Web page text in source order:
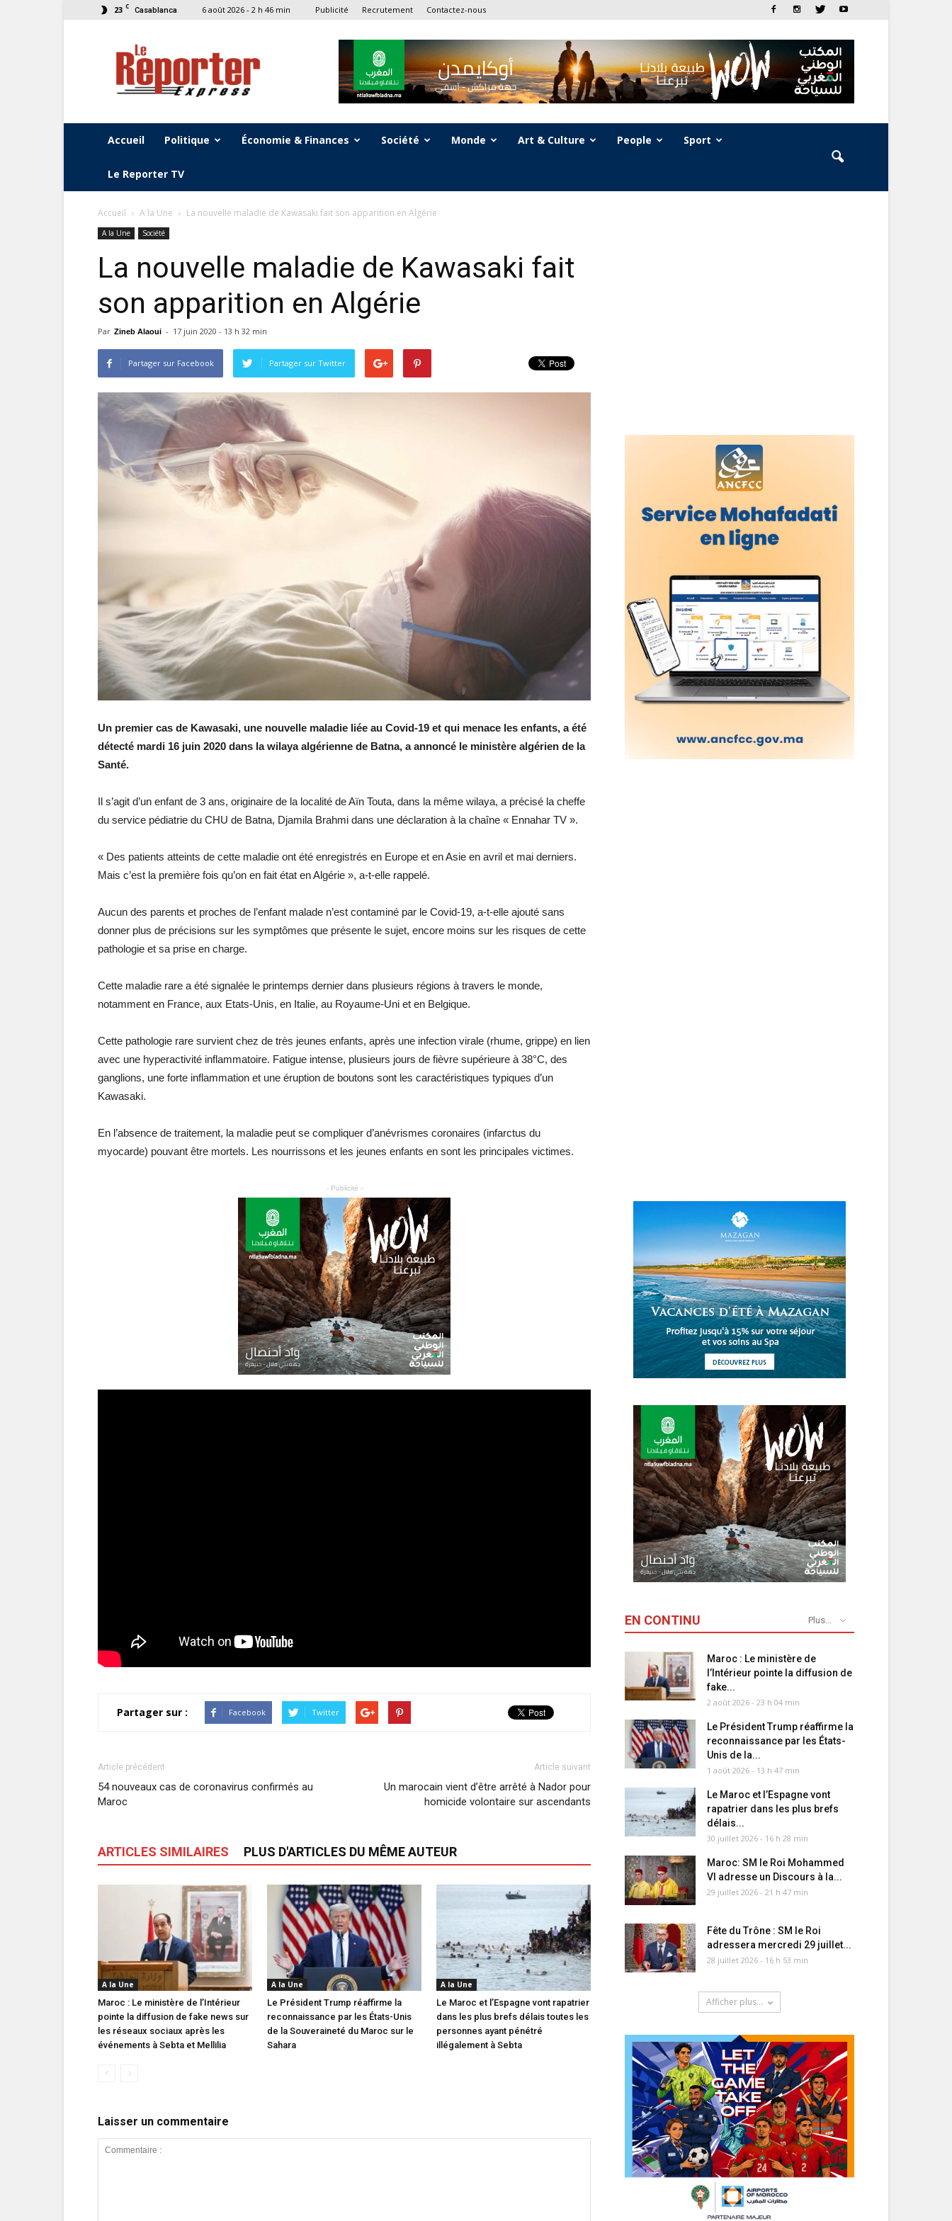
23 C Casablanca 6 août 2026 - 2 h 46 min Publicité Recrutement Contactez-nous
Le
Reporter
Express
Accueil Politique Économie & Finances Société Monde Art & Culture People Sport
Le Reporter TV
Accueil A la Une La nouvelle maladie de Kawasaki fait son apparition en Algérie
A la Une Société
La nouvelle maladie de Kawasaki fait
son apparition en Algérie
Par Zineb Alaoui - 17 juin 2020 - 13 h 32 min
Partager sur Facebook Partager sur Twitter
Un premier cas de Kawasaki, une nouvelle maladie liée au Covid-19 et qui menace les enfants, a été
détecté mardi 16 juin 2020 dans la wilaya algérienne de Batna, a annoncé le ministère algérien de la
Santé.
Il s’agit d’un enfant de 3 ans, originaire de la localité de Aïn Touta, dans la même wilaya, a précisé la cheffe
du service pédiatrie du CHU de Batna, Djamila Brahmi dans une déclaration à la chaîne « Ennahar TV ».
« Des patients atteints de cette maladie ont été enregistrés en Europe et en Asie en avril et mai derniers.
Mais c’est la première fois qu’on en fait état en Algérie », a-t-elle rappelé.
Aucun des parents et proches de l’enfant malade n’est contaminé par le Covid-19, a-t-elle ajouté sans
donner plus de précisions sur les symptômes que présente le sujet, encore moins sur les risques de cette
pathologie et sa prise en charge.
Cette maladie rare a été signalée le printemps dernier dans plusieurs régions à travers le monde,
notamment en France, aux Etats-Unis, en Italie, au Royaume-Uni et en Belgique.
Cette pathologie rare survient chez de très jeunes enfants, après une infection virale (rhume, grippe) en lien
avec une hyperactivité inflammatoire. Fatigue intense, plusieurs jours de fièvre supérieure à 38°C, des
ganglions, une forte inflammation et une éruption de boutons sont les caractéristiques typiques d’un
Kawasaki.
En l’absence de traitement, la maladie peut se compliquer d’anévrismes coronaires (infarctus du
myocarde) pouvant être mortels. Les nourrissons et les jeunes enfants en sont les principales victimes.
- Publicité -
Partager sur : Facebook Twitter
Article précédent
54 nouveaux cas de coronavirus confirmés au
Maroc
Article suivant
Un marocain vient d’être arrêté à Nador pour
homicide volontaire sur ascendants
ARTICLES SIMILAIRES PLUS D'ARTICLES DU MÊME AUTEUR
A la Une
Maroc : Le ministère de l’Intérieur
pointe la diffusion de fake news sur
les réseaux sociaux après les
événements à Sebta et Mellilia
A la Une
Le Président Trump réaffirme la
reconnaissance par les États-Unis
de la Souveraineté du Maroc sur le
Sahara
A la Une
Le Maroc et l’Espagne vont rapatrier
dans les plus brefs délais toutes les
personnes ayant pénétré
illégalement à Sebta
Laisser un commentaire
EN CONTINU Plus...
Maroc : Le ministère de
l’Intérieur pointe la diffusion de
fake...
2 août 2026 - 23 h 04 min
Le Président Trump réaffirme la
reconnaissance par les États-
Unis de la...
1 août 2026 - 13 h 47 min
Le Maroc et l’Espagne vont
rapatrier dans les plus brefs
délais...
30 juillet 2026 - 16 h 28 min
Maroc: SM le Roi Mohammed
VI adresse un Discours à la...
29 juillet 2026 - 21 h 47 min
Fête du Trône : SM le Roi
adressera mercredi 29 juillet...
28 juillet 2026 - 16 h 53 min
Afficher plus...